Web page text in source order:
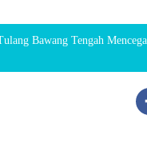
Bawang Tengah